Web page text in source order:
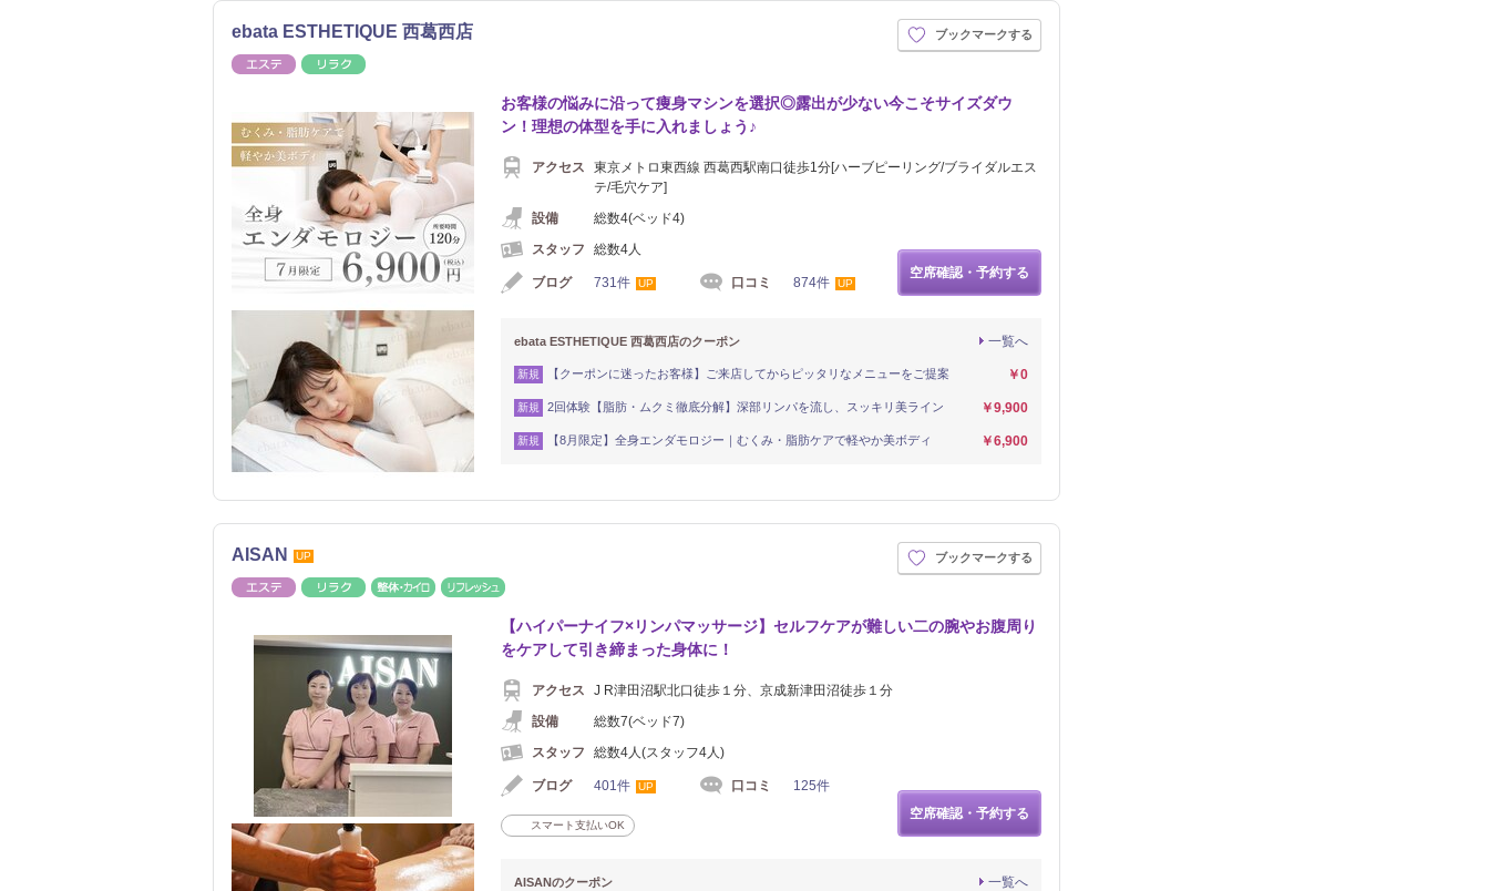
ebata ESTHETIQUE 西葛西店
エステ
ブックマークする
お客様の悩みに沿って痩身マシンを選択◎露出が少ない今こそサイズダウ
ン！理想の体型を手に入れましょう♪
アクセス
東京メトロ東西線 西葛西駅南口徒歩1分[ハーブピーリング/ブライダルエス
テ/毛穴ケア]
設備
総数4(ベッド4)
スタッフ
総数4人
ブログ 731件 UP 口コミ 874件 UP
空席確認・予約する
一覧へ
ebata ESTHETIQUE 西葛西店のクーポン
新規 【クーポンに迷ったお客様】ご来店してからピッタリなメニューをご提案 ￥0
新規 2回体験【脂肪・ムクミ徹底分解】深部リンパを流し、スッキリ美ライン ￥9,900
新規 【8月限定】全身エンダモロジー｜むくみ・脂肪ケアで軽やか美ボディ ￥6,900
AISAN UP
エステ リラク 整体・カイロ
ブックマークする
【ハイパーナイフ×リンパマッサージ】セルフケアが難しい二の腕やお腹周り
をケアして引き締まった身体に！
アクセス
J R津田沼駅北口徒歩１分、京成新津田沼徒歩１分
設備
総数7(ベッド7)
スタッフ
総数4人(スタッフ4人)
ブログ 401件 UP 口コミ 125件
スマート支払いOK
空席確認・予約する
一覧へ
AISANのクーポン